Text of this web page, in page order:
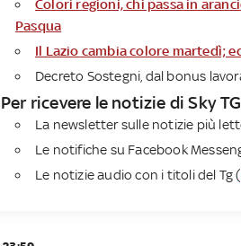
Colori regioni, chi passa in
Pasqua
Il Lazio cambia colore martedì;
Decreto Sostegni, dal bonus
Per ricevere le notizie di Sky
La newsletter sulle notizie più
Le notifiche su Facebook
Le notizie audio con i titoli del Tg (